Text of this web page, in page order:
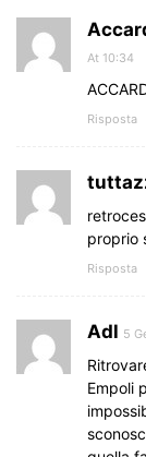
At 10:34
Risposta
proprio
Risposta
Adl 5
Empoli